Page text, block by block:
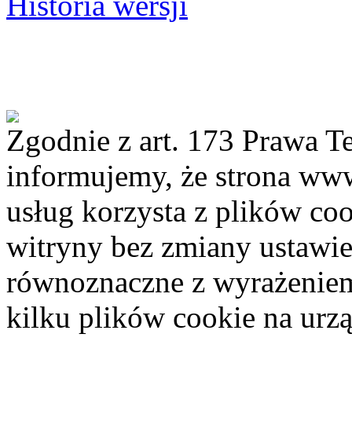
Zgodnie z art. 173 Prawa
informujemy, że strona
usług korzysta z plików
witryny bez zmiany
równoznaczne z
kilku plików cookie na